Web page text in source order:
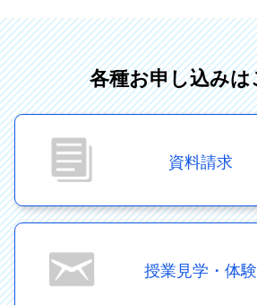
各種お申し込み
資料請求
授業見学・体験